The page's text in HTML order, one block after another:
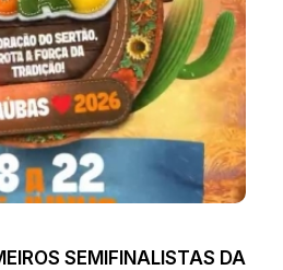
SEMIFINALISTAS DA